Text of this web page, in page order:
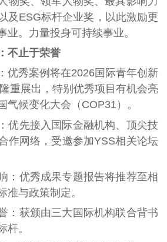
及ESG标杆企业奖，以此激励更
业。力量投身可持续事业。
不止于荣誉
优秀案例将在2026国际青年创新
重展出，特别优秀项目有机会亮
气候变化大会（COP31）。
优先接入国际金融机构、顶尖技
作网络，受邀参加YSS相关论坛
：优秀成果专题报告将推荐至相
准与政策制定。
：获颁由三大国际机构联合背书
杆。